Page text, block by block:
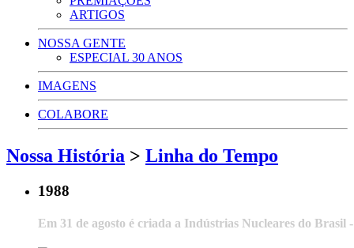
Canais
ARTIGOS
NOSSA GENTE
ESPECIAL 30 ANOS
IMAGENS
COLABORE
Nossa História > Linha do Tempo
1988
Em 31 de agosto é criada a Indústrias Nucleares do